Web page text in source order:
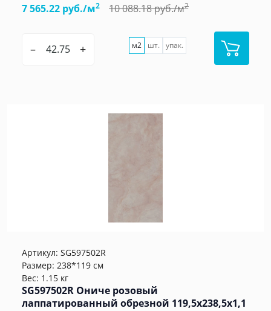
7 565.22 руб./м2 10 088.18 руб./м2
– + м2 шт. упак.
Артикул: SG597502R
Размер: 238*119 см
Вес: 1.15 кг
SG597502R Ониче розовый
лаппатированный обрезной 119,5x238,5x1,1